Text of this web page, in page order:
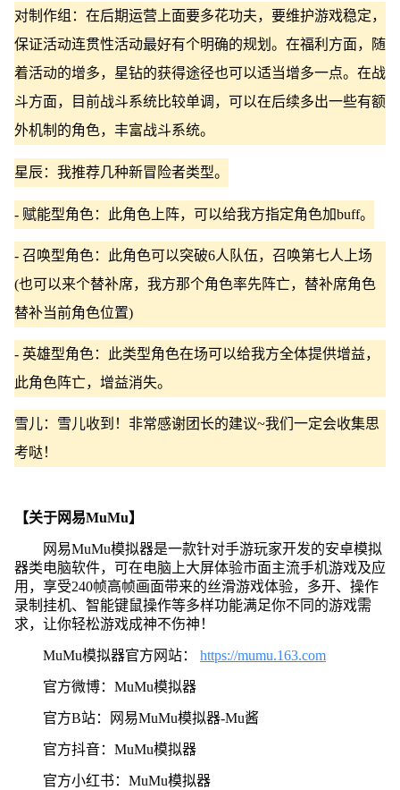
对制作组：在后期运营上面要多花功夫，要维护游戏稳定，
保证活动连贯性活动最好有个明确的规划。在福利方面，随
着活动的增多，星钻的获得途径也可以适当增多一点。在战
斗方面，目前战斗系统比较单调，可以在后续多出一些有额
外机制的角色，丰富战斗系统。
星辰：我推荐几种新冒险者类型。
- 赋能型角色：此角色上阵，可以给我方指定角色加buff。
- 召唤型角色：此角色可以突破6人队伍，召唤第七人上场
(也可以来个替补席，我方那个角色率先阵亡，替补席角色
替补当前角色位置)
- 英雄型角色：此类型角色在场可以给我方全体提供增益，
此角色阵亡，增益消失。
雪儿：雪儿收到！非常感谢团长的建议~我们一定会收集思
考哒！
【关于网易MuMu】
网易MuMu模拟器是一款针对手游玩家开发的安卓模拟
器类电脑软件，可在电脑上大屏体验市面主流手机游戏及应
用，享受240帧高帧画面带来的丝滑游戏体验，多开、操作
录制挂机、智能键鼠操作等多样功能满足你不同的游戏需
求，让你轻松游戏成神不伤神！
MuMu模拟器官方网站： https://mumu.163.com
官方微博：MuMu模拟器
官方B站：网易MuMu模拟器-Mu酱
官方抖音：MuMu模拟器
官方小红书：MuMu模拟器